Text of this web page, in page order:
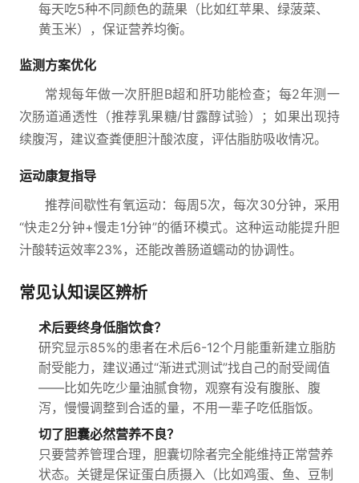
每天吃5种不同颜色的蔬果（比如红苹果、绿菠菜、
黄玉米），保证营养均衡。
监测方案优化
常规每年做一次肝胆B超和肝功能检查；每2年测一
次肠道通透性（推荐乳果糖/甘露醇试验）；如果出现持
续腹泻，建议查粪便胆汁酸浓度，评估脂肪吸收情况。
运动康复指导
推荐间歇性有氧运动：每周5次，每次30分钟，采用
“快走2分钟+慢走1分钟”的循环模式。这种运动能提升胆
汁酸转运效率23%，还能改善肠道蠕动的协调性。
常见认知误区辨析
术后要终身低脂饮食？
研究显示85%的患者在术后6-12个月能重新建立脂肪
耐受能力，建议通过“渐进式测试”找自己的耐受阈值
——比如先吃少量油腻食物，观察有没有腹胀、腹
泻，慢慢调整到合适的量，不用一辈子吃低脂饭。
切了胆囊必然营养不良？
只要营养管理合理，胆囊切除者完全能维持正常营养
状态。关键是保证蛋白质摄入（比如鸡蛋、鱼、豆制